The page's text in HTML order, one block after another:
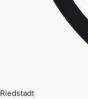
Riedstadt